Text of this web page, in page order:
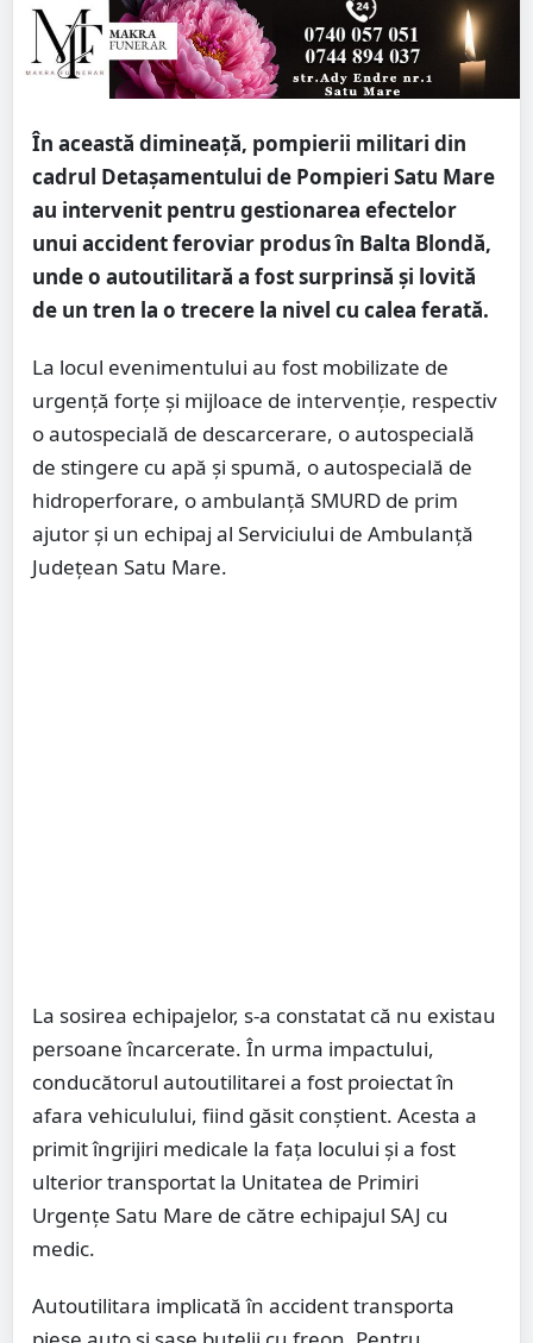
În această dimineață, pompierii militari din
cadrul Detașamentului de Pompieri Satu Mare
au intervenit pentru gestionarea efectelor
unui accident feroviar produs în Balta Blondă,
unde o autoutilitară a fost surprinsă și lovită
de un tren la o trecere la nivel cu calea ferată.
La locul evenimentului au fost mobilizate de
urgență forțe și mijloace de intervenție, respectiv
o autospecială de descarcerare, o autospecială
de stingere cu apă și spumă, o autospecială de
hidroperforare, o ambulanță SMURD de prim
ajutor și un echipaj al Serviciului de Ambulanță
Județean Satu Mare.
La sosirea echipajelor, s-a constatat că nu existau
persoane încarcerate. În urma impactului,
conducătorul autoutilitarei a fost proiectat în
afara vehiculului, fiind găsit conștient. Acesta a
primit îngrijiri medicale la fața locului și a fost
ulterior transportat la Unitatea de Primiri
Urgențe Satu Mare de către echipajul SAJ cu
medic.
Autoutilitara implicată în accident transporta